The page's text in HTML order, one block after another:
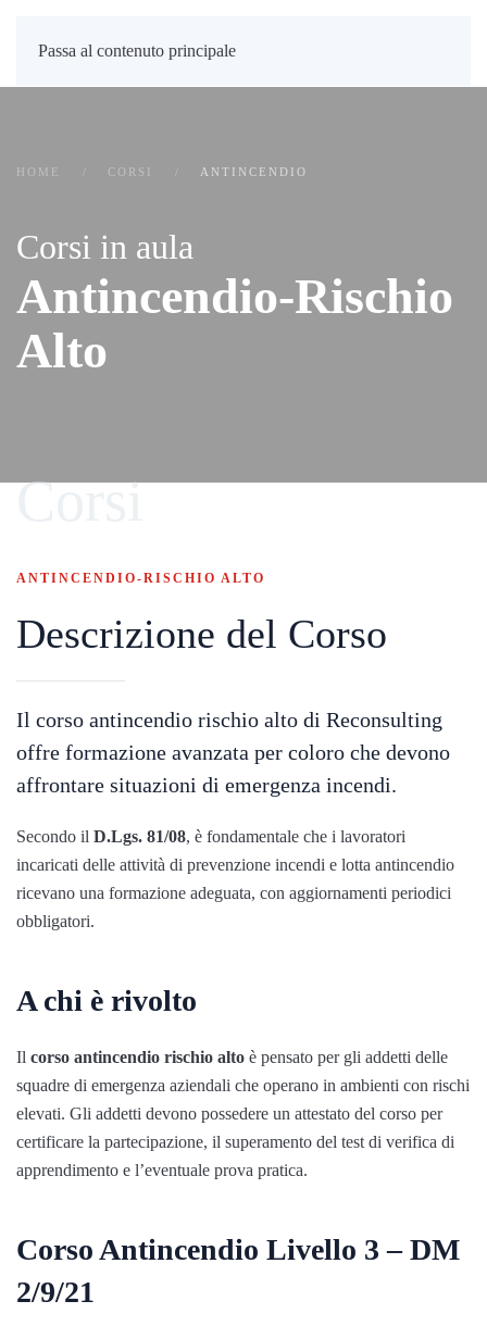
Passa al contenuto principale
HOME CORSI ANTINCENDIO
Corsi in aula
Antincendio-Rischio
Alto
Corsi
ANTINCENDIO-RISCHIO ALTO
Descrizione del Corso
Il corso antincendio rischio alto di Reconsulting
offre formazione avanzata per coloro che devono
affrontare situazioni di emergenza incendi.
Secondo il D.Lgs. 81/08, è fondamentale che i lavoratori
incaricati delle attività di prevenzione incendi e lotta antincendio
ricevano una formazione adeguata, con aggiornamenti periodici
obbligatori.
A chi è rivolto
Il corso antincendio rischio alto è pensato per gli addetti delle
squadre di emergenza aziendali che operano in ambienti con rischi
elevati. Gli addetti devono possedere un attestato del corso per
certificare la partecipazione, il superamento del test di verifica di
apprendimento e l’eventuale prova pratica.
Corso Antincendio Livello 3 – DM
2/9/21